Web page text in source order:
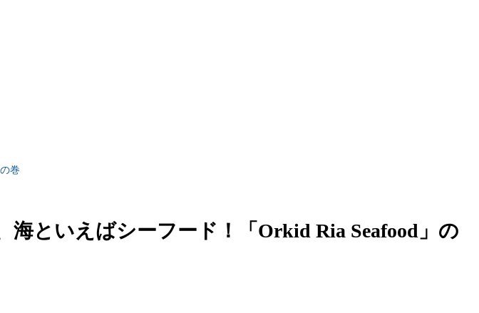
巻
海といえばシーフード！「Orkid Ria Seafood」の